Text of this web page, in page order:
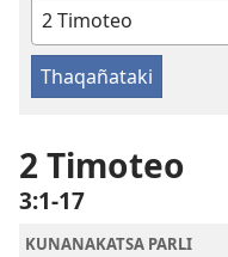
Bibliankir
libro
2 Timoteo
3:1-17
KUNANAKATSA PARLI